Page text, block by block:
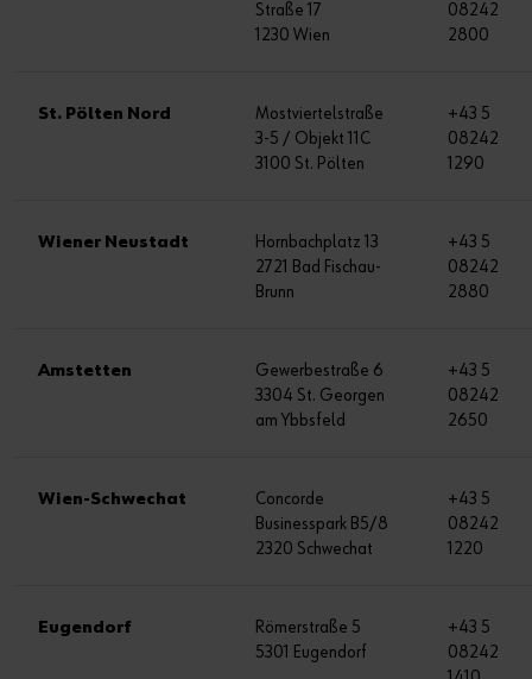
Straße 17
1230 Wien
08242
2800
St. Pölten Nord
Mostviertelstraße
3-5 / Objekt 11C
3100 St. Pölten
+43 5
08242
1290
Wiener Neustadt
Hornbachplatz 13
2721 Bad Fischau-
Brunn
+43 5
08242
2880
Amstetten
Gewerbestraße 6
3304 St. Georgen
am Ybbsfeld
+43 5
08242
2650
Wien-Schwechat
Concorde
Businesspark B5/8
2320 Schwechat
+43 5
08242
1220
Eugendorf
Römerstraße 5
5301 Eugendorf
+43 5
08242